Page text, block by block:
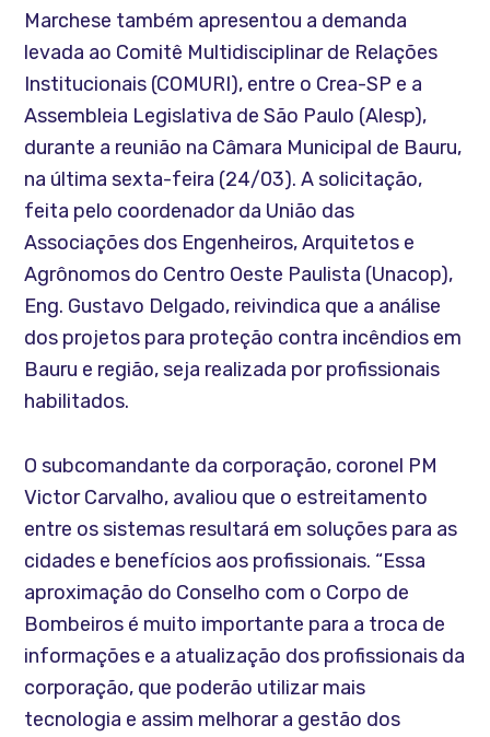
Marchese também apresentou a demanda
levada ao Comitê Multidisciplinar de Relações
Institucionais (COMURI), entre o Crea-SP e a
Assembleia Legislativa de São Paulo (Alesp),
durante a reunião na Câmara Municipal de Bauru,
na última sexta-feira (24/03). A solicitação,
feita pelo coordenador da União das
Associações dos Engenheiros, Arquitetos e
Agrônomos do Centro Oeste Paulista (Unacop),
Eng. Gustavo Delgado, reivindica que a análise
dos projetos para proteção contra incêndios em
Bauru e região, seja realizada por profissionais
habilitados.
O subcomandante da corporação, coronel PM
Victor Carvalho, avaliou que o estreitamento
entre os sistemas resultará em soluções para as
cidades e benefícios aos profissionais. “Essa
aproximação do Conselho com o Corpo de
Bombeiros é muito importante para a troca de
informações e a atualização dos profissionais da
corporação, que poderão utilizar mais
tecnologia e assim melhorar a gestão dos